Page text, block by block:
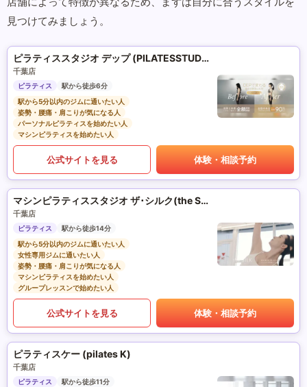
見つけてみましょう。
ピラティススタジオ デップ (PILATESSTUDIO DEP)
千葉店
ピラティス
駅から徒歩6分
駅から5分以内のジムに通いたい人
姿勢・腰痛・肩こりが気になる人
パーソナルピラティスを始めたい人
マシンピラティスを始めたい人
公式サイトを見る 体験・相談予約
マシンピラティススタジオ ザ･シルク(the SILK)
千葉店
ピラティス
駅から徒歩14分
駅から5分以内のジムに通いたい人
女性専用ジムに通いたい人
姿勢・腰痛・肩こりが気になる人
マシンピラティスを始めたい人
グループレッスンで始めたい人
公式サイトを見る 体験・相談予約
ピラティスケー (pilates K)
千葉店
ピラティス
駅から徒歩11分